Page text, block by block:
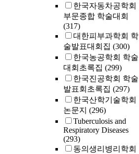
한국자동차공학회
부문종합 학술대회
(317)
대한피부과학회 학
술발표대회집 (300)
한국농공학회 학술
대회초록집 (299)
한국진공학회 학술
발표회초록집 (297)
한국산학기술학회
논문지 (296)
Tuberculosis and
Respiratory Diseases
(293)
동의생리병리학회